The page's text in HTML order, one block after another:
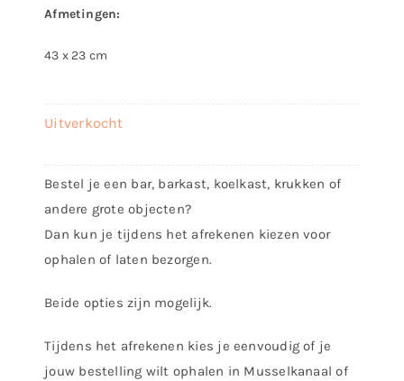
Afmetingen:
43 x 23 cm
Uitverkocht
Bestel je een bar, barkast, koelkast, krukken of
andere grote objecten?
Dan kun je tijdens het afrekenen kiezen voor
ophalen of laten bezorgen.
Beide opties zijn mogelijk.
Tijdens het afrekenen kies je eenvoudig of je
jouw bestelling wilt ophalen in Musselkanaal of